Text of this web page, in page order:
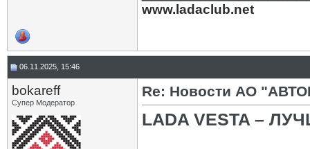
www.ladaclub.net
06.11.2025, 15:46
bokareff
Супер Модератор
Re: Новости АО
LADA VESTA –